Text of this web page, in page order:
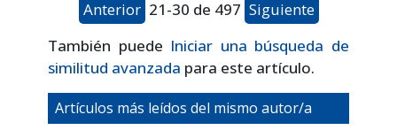
Anterior 21-30 de 497 Siguiente
También puede Iniciar una búsqueda de
similitud avanzada para este artículo.
Artículos más leídos del mismo autor/a